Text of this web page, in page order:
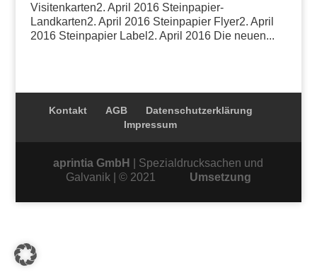
Visitenkarten2. April 2016 Steinpapier-
Landkarten2. April 2016 Steinpapier Flyer2. April
2016 Steinpapier Label2. April 2016 Die neuen...
Kontakt AGB
Datenschutzerklärung
Impressum
aprintia GmbH
| Spezialdrucksachen und
Galvanik | © 2021 Umsetzung